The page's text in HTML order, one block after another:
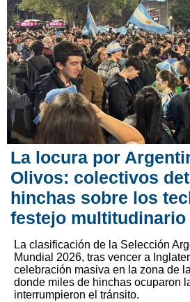
La locura por
Olivos: colectivos
hinchas sobre los
festejo multitudinario
La clasificación de la Selección
Mundial 2026, tras vencer a
celebración masiva en la zona de
donde miles de hinchas ocuparon
interrumpieron el tránsito.